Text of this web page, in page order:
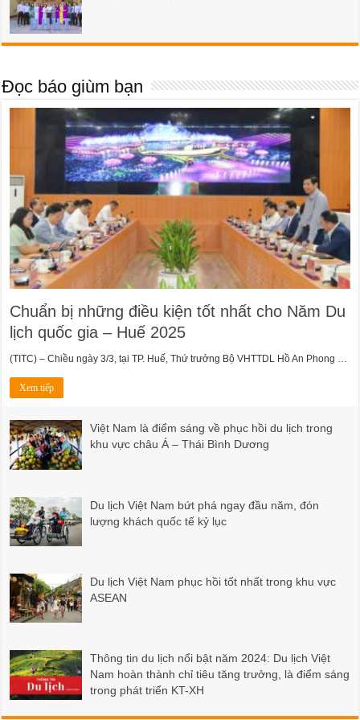
Đọc báo giùm bạn
Chuẩn bị những điều kiện tốt nhất cho Năm Du
lịch quốc gia – Huế 2025
(TITC) – Chiều ngày 3/3, tại TP. Huế, Thứ trưởng Bộ VHTTDL Hồ An Phong …
Xem tiếp
Việt Nam là điểm sáng về phục hồi du lịch trong
khu vực châu Á – Thái Bình Dương
Du lịch Việt Nam bứt phá ngay đầu năm, đón
lượng khách quốc tế kỷ lục
Du lịch Việt Nam phục hồi tốt nhất trong khu vực
ASEAN
Thông tin du lịch nổi bật năm 2024: Du lịch Việt
Nam hoàn thành chỉ tiêu tăng trưởng, là điểm sáng
trong phát triển KT-XH